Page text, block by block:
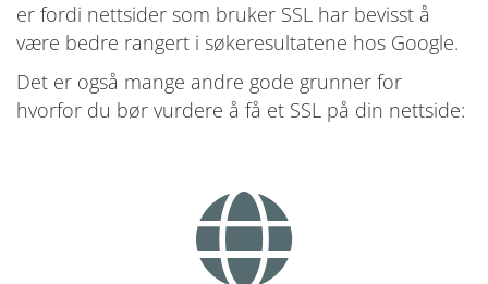
er fordi nettsider som bruker SSL har bevisst å
være bedre rangert i søkeresultatene hos Google.
Det er også mange andre gode grunner for
hvorfor du bør vurdere å få et SSL på din nettside: